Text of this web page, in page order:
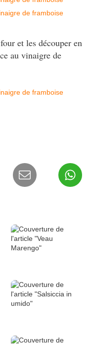
et les découper en
au vinaigre de